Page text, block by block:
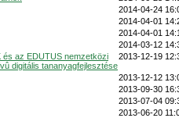
2014-04-24
2014-04-01
2014-04-01
2014-03-12
és az EDUTUS nemzetközi
digitális tananyagfejlesztése
2013-12-19
2013-12-12
2013-09-30
2013-07-04
2013-06-20